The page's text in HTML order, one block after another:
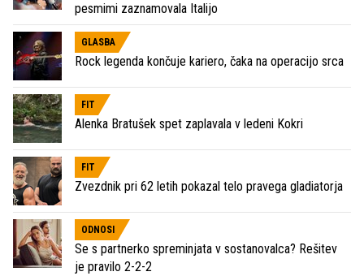
pesmimi zaznamovala Italijo
GLASBA
Rock legenda končuje kariero, čaka na operacijo srca
FIT
Alenka Bratušek spet zaplavala v ledeni Kokri
FIT
Zvezdnik pri 62 letih pokazal telo pravega gladiatorja
ODNOSI
Se s partnerko spreminjata v sostanovalca? Rešitev
je pravilo 2-2-2